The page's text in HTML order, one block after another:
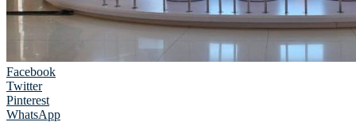
Facebook
Twitter
Pinterest
WhatsApp